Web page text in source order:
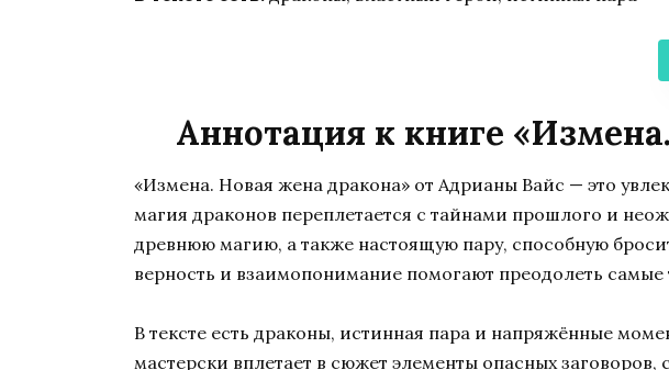
Аннотация к книге
«Измена. Новая жена дракона» от Адрианы Вайс — это
магия драконов переплетается с тайнами прошлого и
древнюю магию, а также настоящую пару, способную
верность и взаимопонимание помогают преодолеть
В тексте есть драконы, истинная пара и напряжённые
мастерски вплетает в сюжет элементы опасных